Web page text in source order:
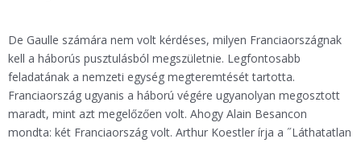
De Gaulle számára nem volt kérdéses, milyen Franciaországnak
kell a háborús pusztulásból megszületnie. Legfontosabb
feladatának a nemzeti egység megteremtését tartotta.
Franciaország ugyanis a háború végére ugyanolyan megosztott
maradt, mint azt megelőzően volt. Ahogy Alain Besancon
mondta: két Franciaország volt. Arthur Koestler írja a ˝Láthatatlan